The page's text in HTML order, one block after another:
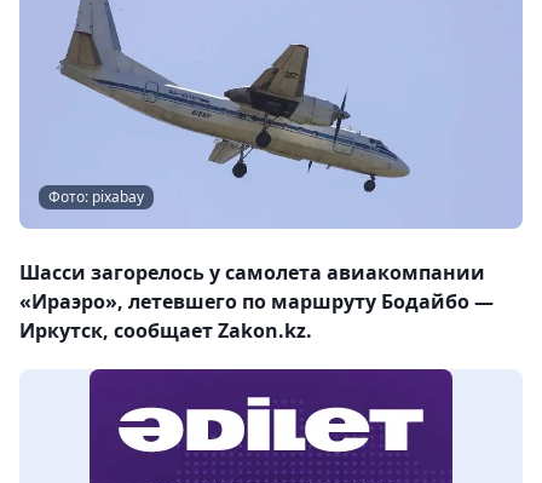
Фото: pixabay
Шасси загорелось у самолета авиакомпании
«Ираэро», летевшего по маршруту Бодайбо —
Иркутск, сообщает Zakon.kz.